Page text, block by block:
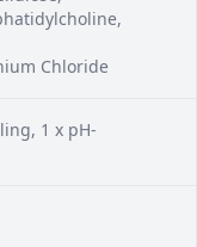
Chloride
1 x pH-